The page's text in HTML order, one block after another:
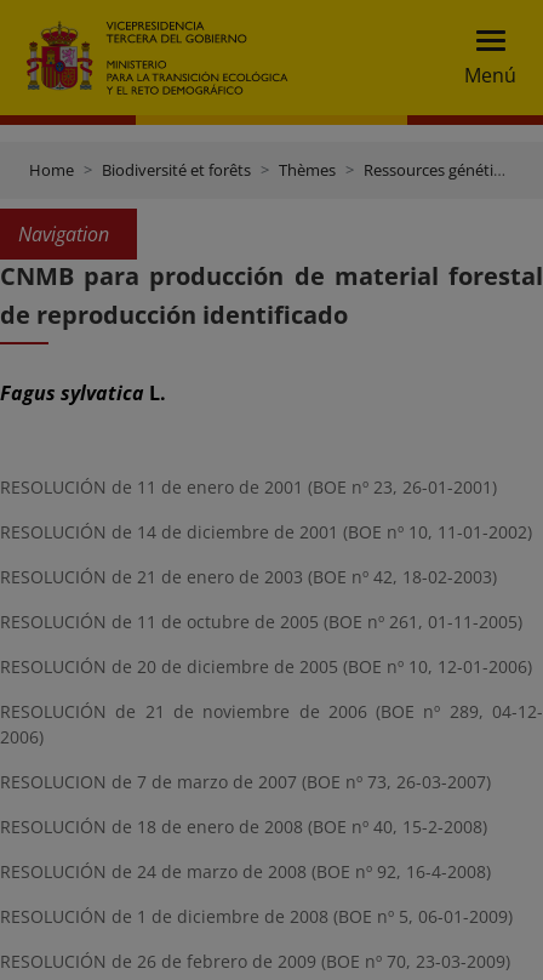
Menú
Home Biodiversité et forêts Thèmes Ressources génétiques et contrôle du commerce
Navigation
CNMB para producción de material forestal
de reproducción identificado
Fagus sylvatica L.
RESOLUCIÓN de 11 de enero de 2001 (BOE nº 23, 26-01-2001)
RESOLUCIÓN de 14 de diciembre de 2001 (BOE nº 10, 11-01-2002)
RESOLUCIÓN de 21 de enero de 2003 (BOE nº 42, 18-02-2003)
RESOLUCIÓN de 11 de octubre de 2005 (BOE nº 261, 01-11-2005)
RESOLUCIÓN de 20 de diciembre de 2005 (BOE nº 10, 12-01-2006)
RESOLUCIÓN de 21 de noviembre de 2006 (BOE nº 289, 04-12-
2006)
RESOLUCION de 7 de marzo de 2007 (BOE nº 73, 26-03-2007)
RESOLUCIÓN de 18 de enero de 2008 (BOE nº 40, 15-2-2008)
RESOLUCIÓN de 24 de marzo de 2008 (BOE nº 92, 16-4-2008)
RESOLUCIÓN de 1 de diciembre de 2008 (BOE nº 5, 06-01-2009)
RESOLUCIÓN de 26 de febrero de 2009 (BOE nº 70, 23-03-2009)